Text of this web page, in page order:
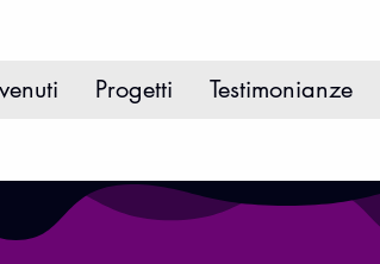
Progetti Testimonianze